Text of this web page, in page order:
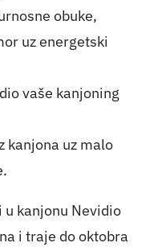
obuke,
uz energetski
vaše kanjoning
kanjona uz malo
u kanjonu Nevidio
i traje do oktobra